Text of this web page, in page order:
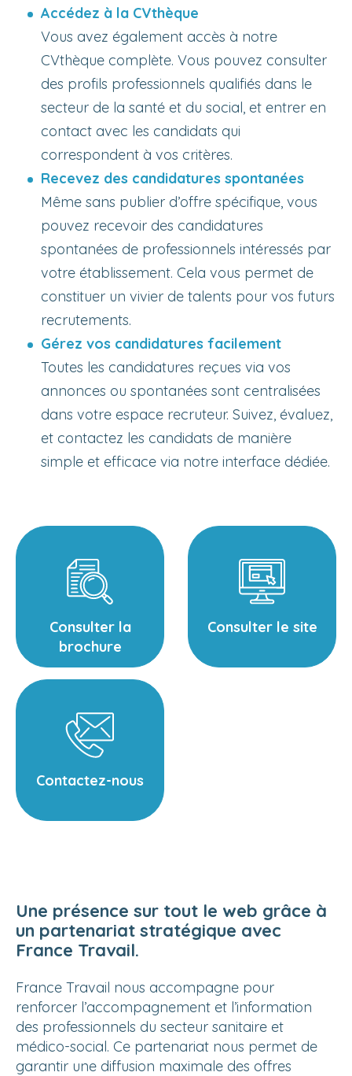
Accédez à la CVthèque
Vous avez également accès à notre
CVthèque complète. Vous pouvez consulter
des profils professionnels qualifiés dans le
secteur de la santé et du social, et entrer en
contact avec les candidats qui
correspondent à vos critères.
Recevez des candidatures spontanées
Même sans publier d’offre spécifique, vous
pouvez recevoir des candidatures
spontanées de professionnels intéressés par
votre établissement. Cela vous permet de
constituer un vivier de talents pour vos futurs
recrutements.
Gérez vos candidatures facilement
Toutes les candidatures reçues via vos
annonces ou spontanées sont centralisées
dans votre espace recruteur. Suivez, évaluez,
et contactez les candidats de manière
simple et efficace via notre interface dédiée.
Consulter la
brochure
Consulter le site
Contactez-nous
Une présence sur tout le web grâce à
un partenariat stratégique avec
France Travail.
France Travail nous accompagne pour
renforcer l’accompagnement et l’information
des professionnels du secteur sanitaire et
médico-social. Ce partenariat nous permet de
garantir une diffusion maximale des offres